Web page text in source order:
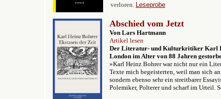
verloren. Leseprobe
Abschied vom Jetzt
Von Lars Hartmann
Artikel lesen
Der Literatur- und Kulturkritiker Karl
London im Alter von 88 Jahren
»Karl Heinz Bohrer war nicht nur ein
Texte mich begeisterten, weil man sich
sondern ebenso sehr ein streitbarer
Polemiker, Polterer und scharf im Urteil.